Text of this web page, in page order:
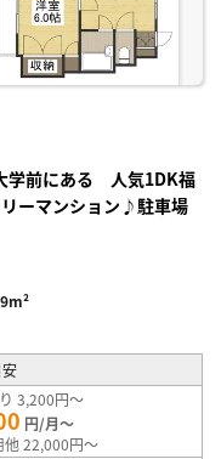
学前にある 人気1DK福
ーマンション♪駐車場
3,200円～
円/月～
他 22,000円～